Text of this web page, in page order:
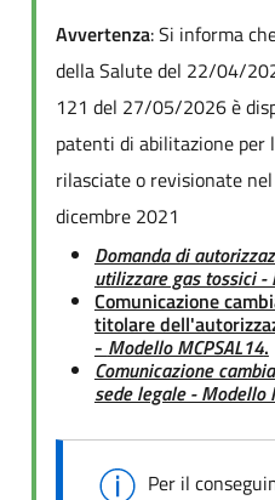
Avvertenza: Si informa
della Salute del 22/04/
121 del 27/05/2026 è
patenti di abilitazione per
rilasciate o revisionate
dicembre 2021
Domanda di
utilizzare gas tossici -
Comunicazione
titolare
- Modello MCPSAL14.
Comunicazione
sede legale - Modello
Per il